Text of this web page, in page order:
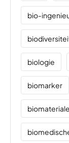
bio-
biologie
biomarker